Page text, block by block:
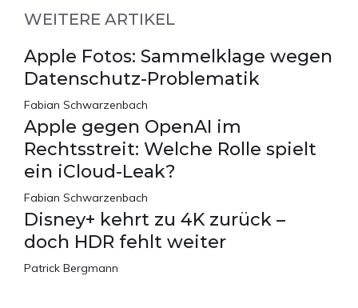
WEITERE ARTIKEL
Apple Fotos: Sammelklage wegen
Datenschutz-Problematik
Fabian Schwarzenbach
Apple gegen OpenAI im
Rechtsstreit: Welche Rolle spielt
ein iCloud-Leak?
Fabian Schwarzenbach
Disney+ kehrt zu 4K zurück –
doch HDR fehlt weiter
Patrick Bergmann